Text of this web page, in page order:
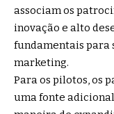
associam os
inovação e alto
fundamentais para
marketing.
Para os pilotos, os
uma fonte